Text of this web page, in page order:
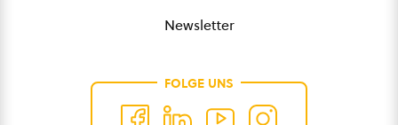
Newsletter
FOLGE UNS